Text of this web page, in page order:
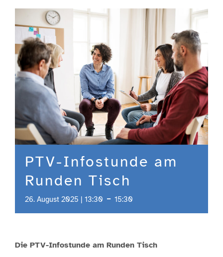
Engagement
Aktuelles
Jobs
Information
KontaktPTV-Infostunde am
Runden Tisch
26. August 2025 | 13:30 - 15:30
Die PTV-Infostunde am Runden Tisch